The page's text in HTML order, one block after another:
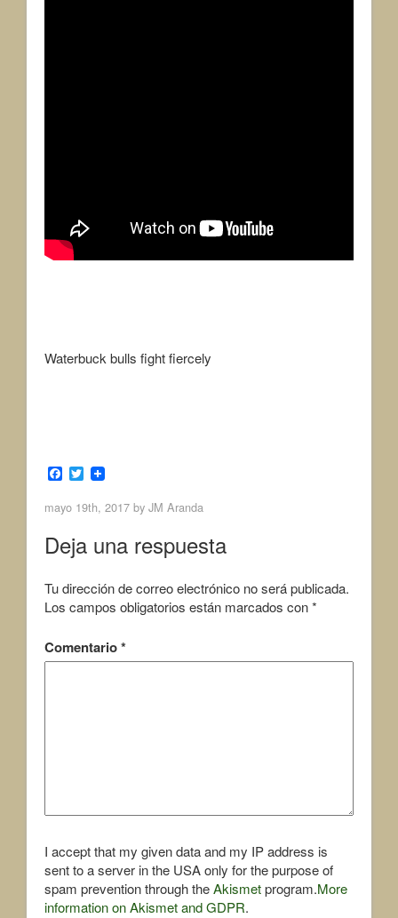
Waterbuck bulls fight fiercely
F
a
c
e
o
o
T
w
i
t
e
r
mayo 19th, 2017 by JM Aranda
Deja una respuesta
Tu dirección de correo electrónico no será publicada.
Los campos obligatorios están marcados con*
Comentario*
I accept that my given data and my IP address is
sent to a server in the USA only for the purpose of
spam prevention through theAkismetprogram.More
information on Akismet and GDPR.